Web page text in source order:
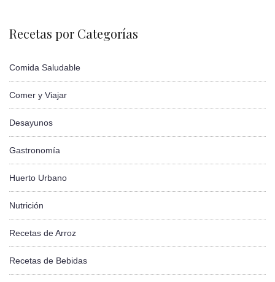
Recetas por Categorías
Comida Saludable
Comer y Viajar
Desayunos
Gastronomía
Huerto Urbano
Nutrición
Recetas de Arroz
Recetas de Bebidas